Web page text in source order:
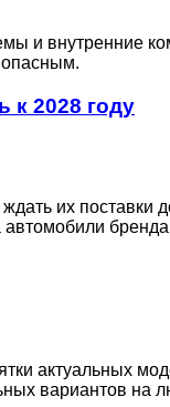
и внутренние
опасным.
к 2028 году
их
автомобили
актуальных
вариантов на